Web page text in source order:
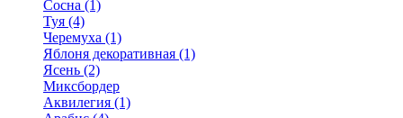
Сосна (1)
Туя (4)
Черемуха (1)
Яблоня декоративная (1)
Ясень (2)
Миксбордер
Аквилегия (1)